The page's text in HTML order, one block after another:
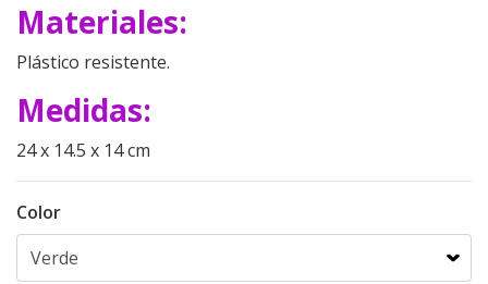
Materiales:
Plástico resistente.
Medidas:
24 x 14.5 x 14 cm
Color